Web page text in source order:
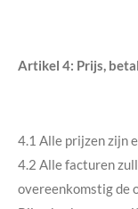
Artikel 4: Prijs,
4.1 Alle prijzen zijn
4.2 Alle facturen
overeenkomstig de